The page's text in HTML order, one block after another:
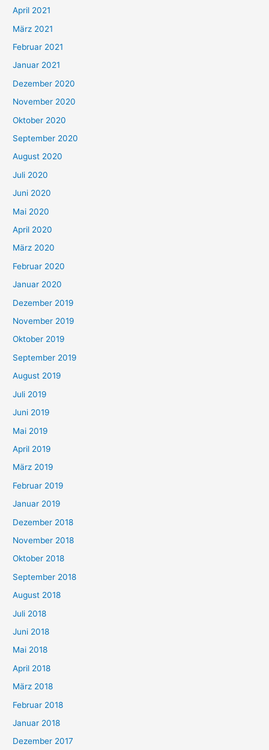
:
April 2021
März 2021
Februar 2021
Januar 2021
Dezember 2020
November 2020
Oktober 2020
September 2020
August 2020
Juli 2020
Juni 2020
Mai 2020
April 2020
März 2020
Februar 2020
Januar 2020
Dezember 2019
November 2019
Oktober 2019
September 2019
August 2019
Juli 2019
Juni 2019
Mai 2019
April 2019
März 2019
Februar 2019
Januar 2019
Dezember 2018
November 2018
Oktober 2018
September 2018
August 2018
Juli 2018
Juni 2018
Mai 2018
April 2018
März 2018
Februar 2018
Januar 2018
Dezember 2017